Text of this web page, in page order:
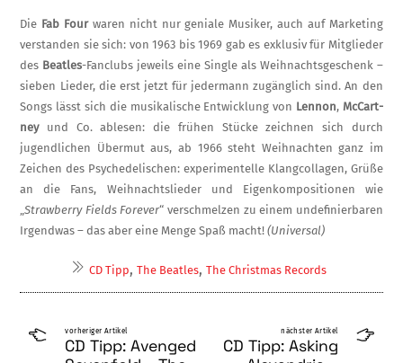
Die Fab Fourwaren nicht nur geniale Musiker, auch auf Marketing
verstanden sie sich: von 1963 bis 1969 gab es exklusiv für Mitglieder
des Beatles-Fanclubs jeweils eine Single als Weihnachtsgeschenk –
sieben Lie­der, die erst jetzt für jedermann zugänglich sind. An den
Songs lässt sich die musika­lische Entwicklung von Lennon, McCart­
neyund Co. ablesen: die frühen Stücke zeichnen sich durch
jugendlichen Übermut aus, ab 1966 steht Weihnachten ganz im
Zeichen des Psychedelischen: experimen­telle Klangcollagen, Grüße
an die Fans, Weihnachtslieder und Eigenkompositionen wie
„Strawberry Fields For­ev­er“­ ver­sch­melzen zu einem undefinierbaren
Irgendwas – das aber eine Menge Spaß macht! (Universal)
CD Tipp, The Beatles, The Christmas Records
vorheriger Artikel
CD Tipp: Avenged
nächster Artikel
CD Tipp: Asking